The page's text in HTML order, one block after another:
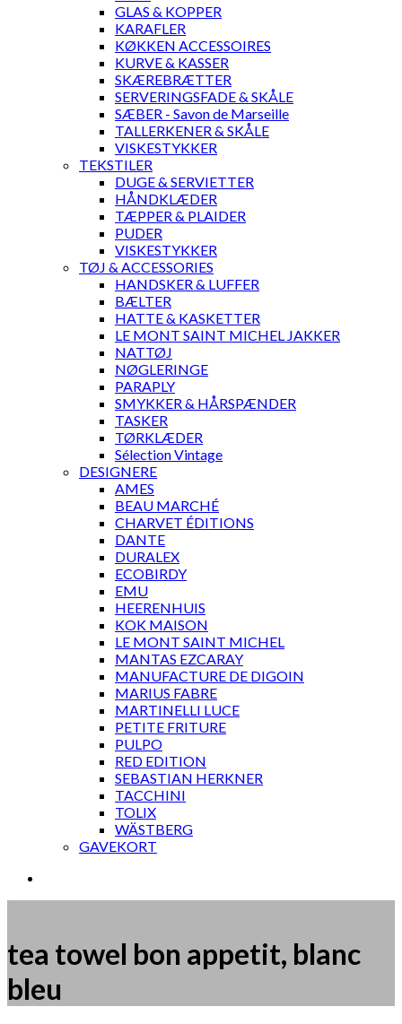
GLAS & KOPPER
KARAFLER
KØKKEN ACCESSOIRES
KURVE & KASSER
SKÆREBRÆTTER
SERVERINGSFADE & SKÅLE
SÆBER - Savon de Marseille
TALLERKENER & SKÅLE
VISKESTYKKER
TEKSTILER
DUGE & SERVIETTER
HÅNDKLÆDER
TÆPPER & PLAIDER
PUDER
VISKESTYKKER
TØJ & ACCESSORIES
HANDSKER & LUFFER
BÆLTER
HATTE & KASKETTER
LE MONT SAINT MICHEL JAKKER
NATTØJ
NØGLERINGE
PARAPLY
SMYKKER & HÅRSPÆNDER
TASKER
TØRKLÆDER
Sélection Vintage
DESIGNERE
AMES
BEAU MARCHÉ
CHARVET ÉDITIONS
DANTE
DURALEX
ECOBIRDY
EMU
HEERENHUIS
KOK MAISON
LE MONT SAINT MICHEL
MANTAS EZCARAY
MANUFACTURE DE DIGOIN
MARIUS FABRE
MARTINELLI LUCE
PETITE FRITURE
PULPO
RED EDITION
SEBASTIAN HERKNER
TACCHINI
TOLIX
WÄSTBERG
GAVEKORT
tea towel bon appetit, blanc
bleu